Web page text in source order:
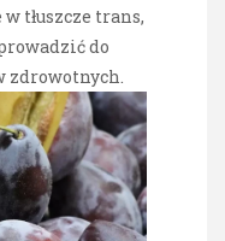
tłuszcze trans,
do
zdrowotnych.